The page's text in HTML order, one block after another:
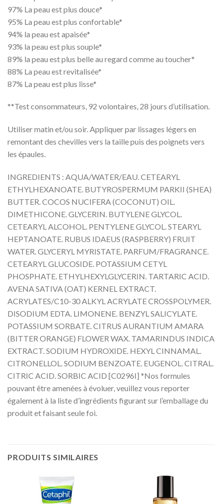
97% La peau est plus douce*
95% La peau est plus confortable*
94% la peau est apaisée*
93% la peau est plus souple*
89% la peau est plus belle au regard comme au toucher*
88% La peau est revitalisée*
87% La peau est plus lisse*
**Test consommateurs, 92 volontaires, 28 jours d’utilisation.
Utiliser matin et/ou soir. Appliquer par lissages légers en
remontant des chevilles vers la taille puis des poignets vers
les épaules.
INGREDIENTS : AQUA/WATER/EAU. CETEARYL
ETHYLHEXANOATE. BUTYROSPERMUM PARKII (SHEA)
BUTTER. COCOS NUCIFERA (COCONUT) OIL.
DIMETHICONE. GLYCERIN. BUTYLENE GLYCOL.
CETEARYL ALCOHOL. PENTYLENE GLYCOL. STEARYL
HEPTANOATE. RUBUS IDAEUS (RASPBERRY) FRUIT
WATER. GLYCERYL MYRISTATE. PARFUM/FRAGRANCE.
CETEARYL GLUCOSIDE. POTASSIUM CETYL
PHOSPHATE. ETHYLHEXYLGLYCERIN. TARTARIC ACID.
AVENA SATIVA (OAT) KERNEL EXTRACT.
ACRYLATES/C10-30 ALKYL ACRYLATE CROSSPOLYMER.
DISODIUM EDTA. LIMONENE. BENZYL SALICYLATE.
POTASSIUM SORBATE. CITRUS AURANTIUM AMARA
(BITTER ORANGE) FLOWER WAX. TAMARINDUS INDICA
EXTRACT. SODIUM HYDROXIDE. HEXYL CINNAMAL.
CITRONELLOL. SODIUM BENZOATE. EUGENOL. CITRAL.
CITRIC ACID. SORBIC ACID [C0296I] *Nos formules
pouvant être amenées à évoluer, veuillez vous reporter
également à la liste d’ingrédients figurant sur l’emballage du
produit et faisant seule foi.
PRODUITS SIMILAIRES